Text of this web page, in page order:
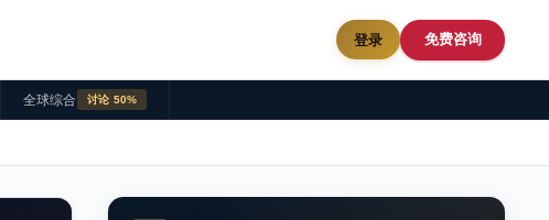
登录 免费咨询
全球综合 讨论 50%